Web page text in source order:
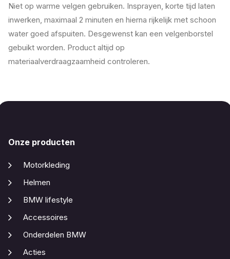
Niet op warme velgen gebruiken. Insprayen, korte tijd laten
inwerken, maximaal 2 minuten en hierna rijkelijk met schoon
water goed afspuiten. Desgewenst kan een velgenborstel
gebuikt worden. Product altijd op
materiaalverdraagzaamheid controleren.
Onze producten
Motorkleding
Helmen
BMW lifestyle
Accessoires
Onderdelen BMW
Acties